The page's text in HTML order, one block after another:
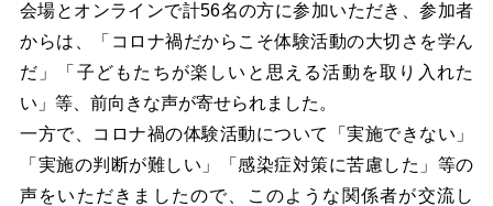
会場とオンラインで計56名の方に参加いただき、参加者
からは、「コロナ禍だからこそ体験活動の大切さを学ん
だ」「子どもたちが楽しいと思える活動を取り入れた
い」等、前向きな声が寄せられました。
一方で、コロナ禍の体験活動について「実施できない」
「実施の判断が難しい」「感染症対策に苦慮した」等の
声をいただきましたので、このような関係者が交流し